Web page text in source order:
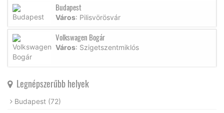
Budapest
Város: Pilisvörösvár
Volkswagen Bogár
Város: Szigetszentmiklós
Legnépszerűbb helyek
Budapest (72)